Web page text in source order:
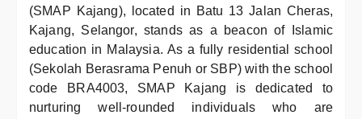
(SMAP Kajang), located in Batu 13 Jalan Cheras,
Kajang, Selangor, stands as a beacon of Islamic
education in Malaysia. As a fully residential school
(Sekolah Berasrama Penuh or SBP) with the school
code BRA4003, SMAP Kajang is dedicated to
nurturing well-rounded individuals who are